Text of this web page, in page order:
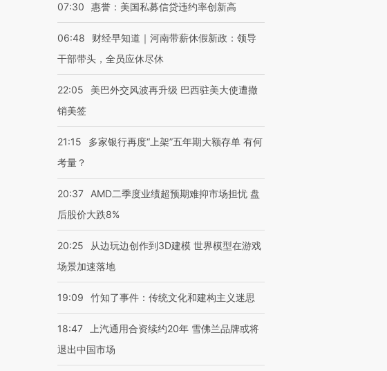
07:30 惠誉：美国私募信贷违约率创新高
06:48
财经早知道｜河南带薪休假新政：领导
干部带头，全员应休尽休
22:05
美巴外交风波再升级 巴西驻美大使遭撤
销美签
21:15
多家银行再度“上架”五年期大额存单 有何
考量？
20:37
AMD二季度业绩超预期难抑市场担忧 盘
后股价大跌8%
20:25
从边玩边创作到3D建模 世界模型在游戏
场景加速落地
19:09 竹知了事件：传统文化和建构主义迷思
18:47
上汽通用合资续约20年 雪佛兰品牌或将
退出中国市场